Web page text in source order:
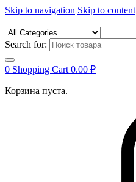
Skip to navigation Skip to content
Search for:
0 Shopping Cart 0.00 ₽
Корзина пуста.